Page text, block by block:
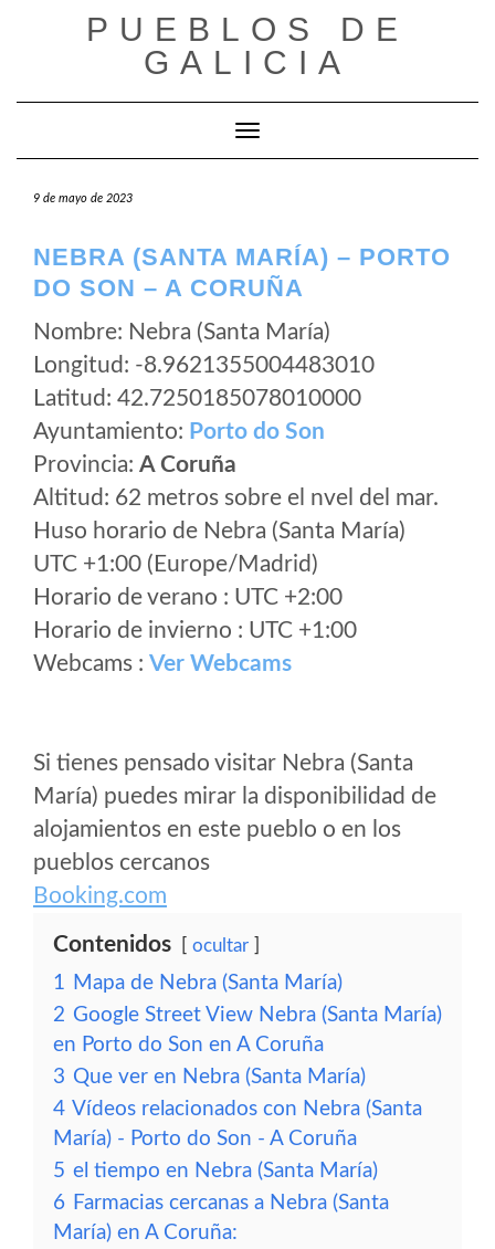
PUEBLOS DE
GALICIA
Cambiar modo de navegación
9 de mayo de 2023
NEBRA (SANTA MARÍA) – PORTO
DO SON – A CORUÑA
Nombre: Nebra (Santa María)
Longitud: -8.9621355004483010
Latitud: 42.7250185078010000
Ayuntamiento: Porto do Son
Provincia: A Coruña
Altitud: 62 metros sobre el nvel del mar.
Huso horario de Nebra (Santa María)
UTC +1:00 (Europe/Madrid)
Horario de verano : UTC +2:00
Horario de invierno : UTC +1:00
Webcams : Ver Webcams
Si tienes pensado visitar Nebra (Santa
María) puedes mirar la disponibilidad de
alojamientos en este pueblo o en los
pueblos cercanos
Booking.com
Contenidos ocultar
1 Mapa de Nebra (Santa María)
2 Google Street View Nebra (Santa María)
en Porto do Son en A Coruña
3 Que ver en Nebra (Santa María)
4 Vídeos relacionados con Nebra (Santa
María) - Porto do Son - A Coruña
5 el tiempo en Nebra (Santa María)
6 Farmacias cercanas a Nebra (Santa
María) en A Coruña: